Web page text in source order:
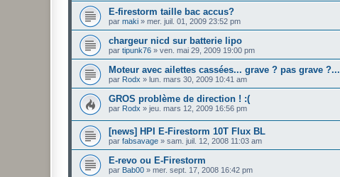
E-firestorm taille bac accus?
par maki » mer. juil. 01, 2009 23:52 pm
chargeur nicd sur batterie lipo
par tipunk76 » ven. mai 29, 2009 19:00 pm
Moteur avec ailettes cassées... grave ? pas grave ?...
par Rodx » lun. mars 30, 2009 10:41 am
GROS problème de direction ! :(
par Rodx » jeu. mars 12, 2009 16:56 pm
[news] HPI E-Firestorm 10T Flux BL
par fabsavage » sam. juil. 12, 2008 11:03 am
E-revo ou E-Firestorm
par Bab00 » mer. sept. 17, 2008 16:42 pm